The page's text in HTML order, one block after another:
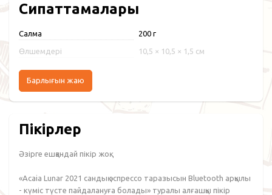
Сипаттамалары
Салмақ 200 г
Өлшемдері 10,5 × 10,5 × 1,5 см
Барлығын жаю
Пікірлер
Әзірге ешқандай пікір жоқ.
«Acaia Lunar 2021 сандық эспрессо таразысын Bluetooth арқылы
- күміс түсте пайдалануға болады» туралы алғашқы пікір